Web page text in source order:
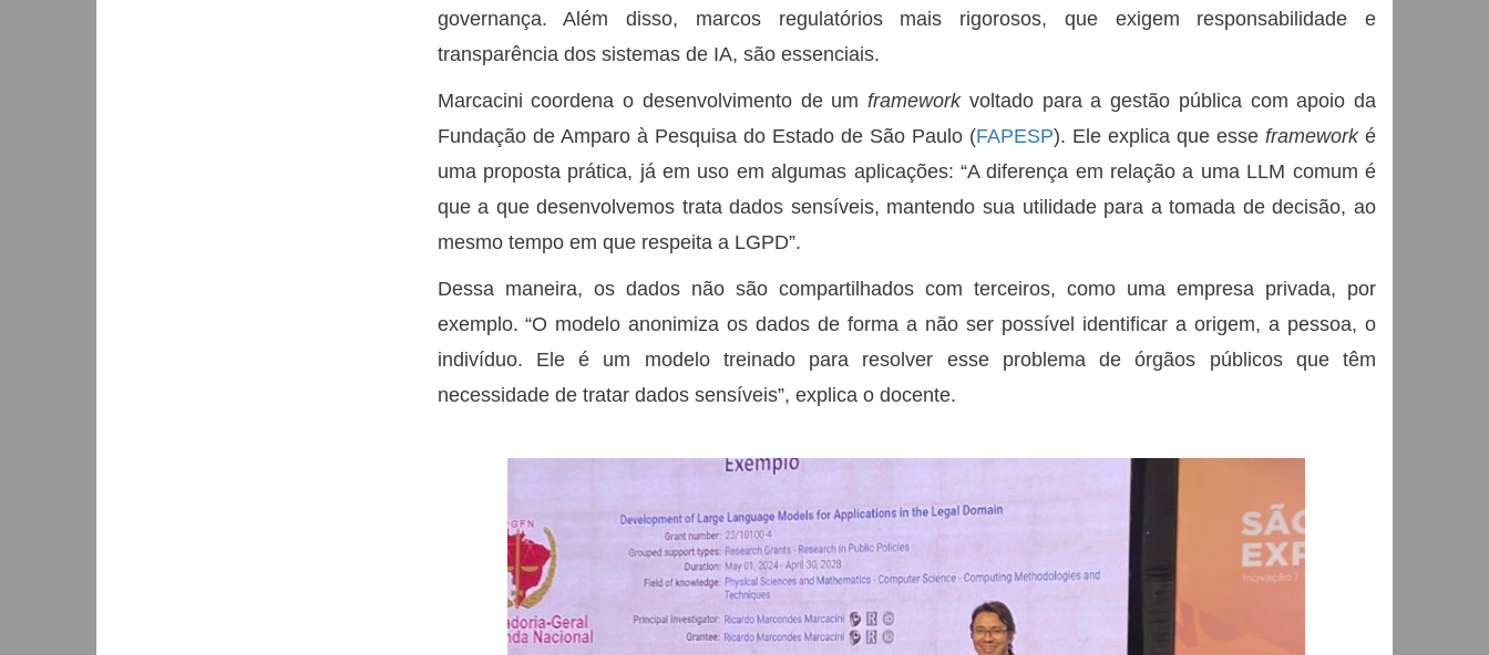
governança. Além disso, marcos regulatórios mais rigorosos, que exigem responsabilidade e
transparência dos sistemas de IA, são essenciais.
Marcacini coordena o desenvolvimento de um frameworkvoltado para a gestão pública com apoio da
Fundação de Amparo à Pesquisa do Estado de São Paulo (FAPESP). Ele explica que esse frameworké
uma proposta prática, já em uso em algumas aplicações: “A diferença em relação a uma LLM comum é
que a que desenvolvemos trata dados sensíveis, mantendo sua utilidade para a tomada de decisão, ao
mesmo tempo em que respeita a LGPD”.
Dessa maneira, os dados não são compartilhados com terceiros, como uma empresa privada, por
exemplo. “O modelo anonimiza os dados de forma a não ser possível identificar a origem, a pessoa, o
indivíduo. Ele é um modelo treinado para resolver esse problema de órgãos públicos que têm
necessidade de tratar dados sensíveis”, explica o docente.